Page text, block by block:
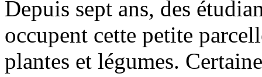
Depuis sept ans, des
occupent cette petite
plantes et légumes.